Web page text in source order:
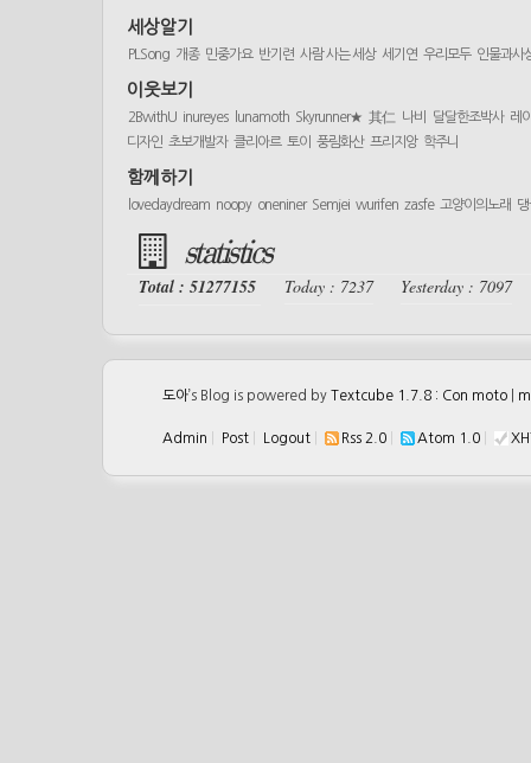
세상알기
PLSong 개종 민중가요 반기련 사람 사는 세상 세기연 우리모두 인물과사
이웃보기
2BwithU inureyes lunamoth Skyrunner★ 其仁 나비 달달한조박사 레
디자인 초보개발자 클리아르 토이 풍림화산 프리지앙 학주니
함께하기
lovedaydream noopy oneniner Semjei wurifen zasfe 고양이의노래
statistics
Total : 51277155 Today : 7237 Yesterday : 7097
도아’s Blog is powered by Textcube 1.7.8 : Con moto
Admin Post Logout Rss 2.0 Atom 1.0